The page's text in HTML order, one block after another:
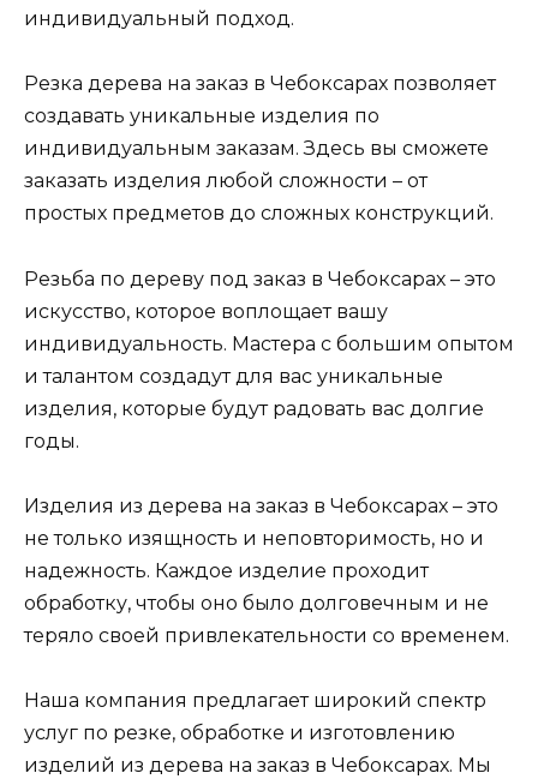
индивидуальный подход.
Резка дерева на заказ в Чебоксарах позволяет
создавать уникальные изделия по
индивидуальным заказам. Здесь вы сможете
заказать изделия любой сложности – от
простых предметов до сложных конструкций.
Резьба по дереву под заказ в Чебоксарах – это
искусство, которое воплощает вашу
индивидуальность. Мастера с большим опытом
и талантом создадут для вас уникальные
изделия, которые будут радовать вас долгие
годы.
Изделия из дерева на заказ в Чебоксарах – это
не только изящность и неповторимость, но и
надежность. Каждое изделие проходит
обработку, чтобы оно было долговечным и не
теряло своей привлекательности со временем.
Наша компания предлагает широкий спектр
услуг по резке, обработке и изготовлению
изделий из дерева на заказ в Чебоксарах. Мы